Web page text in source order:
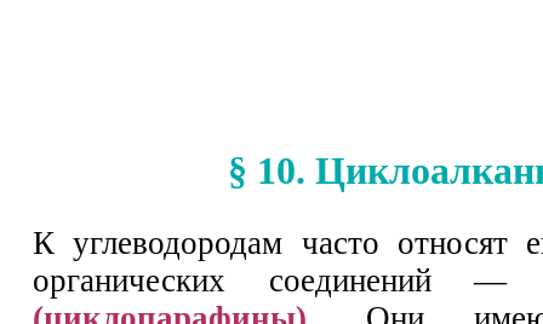
§ 10.
К углеводородам часто относят
органических соединений